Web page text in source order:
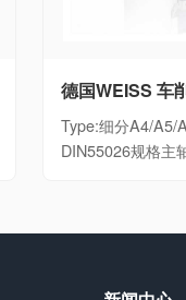
Type:细分A4/A5/
DIN55026规格主